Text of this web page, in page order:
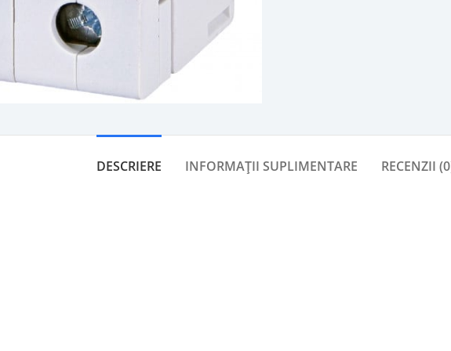
DESCRIERE INFORMAȚII SUPLIMENTARE RECENZII